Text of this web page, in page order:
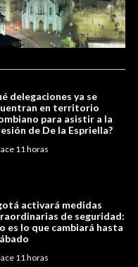
delegaciones ya se
en territorio
para asistir a la
de De la Espriella?
11 horas
activará medidas
de seguridad:
es lo que cambiará hasta
11 horas